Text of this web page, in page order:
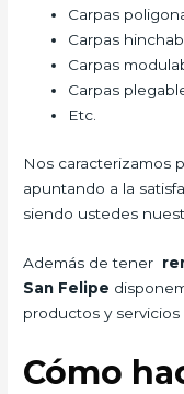
Carpas
Carpas
Carpas
Carpas
Etc.
Nos caracterizamos
apuntando a la
siendo ustedes
Además de tener
San Felipe
productos y servicios
Cómo